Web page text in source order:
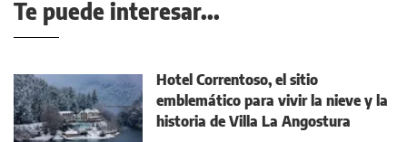
Te puede interesar...
Hotel Correntoso, el sitio
emblemático para vivir la nieve y la
historia de Villa La Angostura